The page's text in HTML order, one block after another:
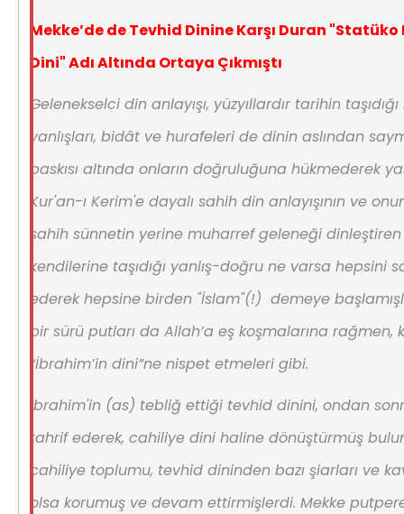
Mekke’de de Tevhid Dinine Karşı Duran
Dini" Adı Altında Ortaya Çıkmıştı
Gelenekselci din anlayışı, yüzyıllardır tarihin
yanlışları, bidât ve hurafeleri de dinin aslından
baskısı altında onların doğruluğuna hükmederek
Kur'an-ı Kerim'e dayalı sahih din anlayışının ve
sahih sünnetin yerine muharref geleneği dinleştiren
kendilerine taşıdığı yanlış-doğru ne varsa hepsini
ederek hepsine birden "İslam"(!) demeye
bir sürü putları da Allah’a eş koşmalarına rağmen,
“İbrahim’in dini”ne nispet etmeleri gibi.
İbrahim'in (as) tebliğ ettiği tevhid dinini, ondan
tahrif ederek, cahiliye dini haline dönüştürmüş
cahiliye toplumu, tevhid dininden bazı şiarları ve
olsa korumuş ve devam ettirmişlerdi. Mekke